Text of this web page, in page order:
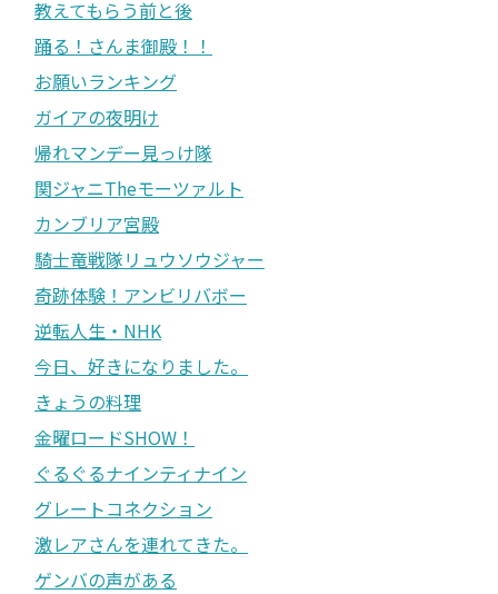
教えてもらう前と後
踊る！さんま御殿！！
お願いランキング
ガイアの夜明け
帰れマンデー見っけ隊
関ジャニTheモーツァルト
カンブリア宮殿
騎士竜戦隊リュウソウジャー
奇跡体験！アンビリバボー
逆転人生・NHK
今日、好きになりました。
きょうの料理
金曜ロードSHOW！
ぐるぐるナインティナイン
グレートコネクション
激レアさんを連れてきた。
ゲンバの声がある